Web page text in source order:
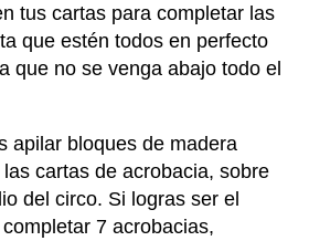
tus cartas para completar las
que estén todos en perfecto
que no se venga abajo todo el
apilar bloques de madera
cartas de acrobacia, sobre
del circo. Si logras ser el
7 acrobacias,